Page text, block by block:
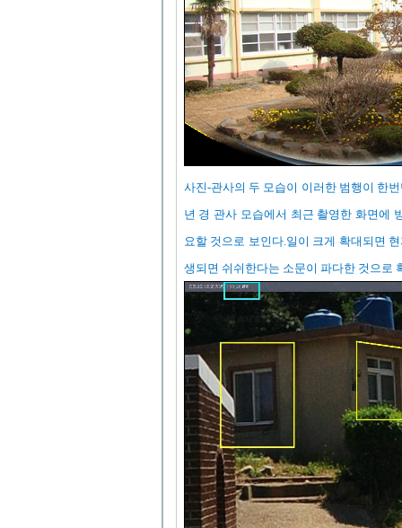
사진-관사의 두 모습이 이러한 범행이 한
년 경 관사 모습에서 최근 촬영한 화면에
요할 것으로 보인다.일이 크게 확대되면
생되면 쉬쉬한다는 소문이 파다한 것으로